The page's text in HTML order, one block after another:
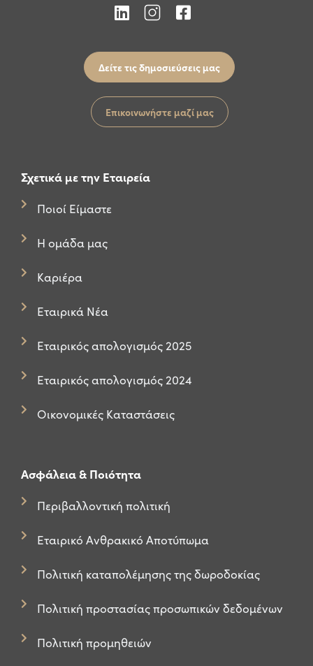
Δείτε τις δημοσιεύσεις μας
Επικοινωνήστε μαζί μας
Σχετικά με την Εταιρεία
Ποιοί Είμαστε
Η ομάδα μας
Καριέρα
Εταιρικά Νέα
Εταιρικός απολογισμός 2025
Εταιρικός απολογισμός 2024
Οικονομικές Καταστάσεις
Ασφάλεια & Ποιότητα
Περιβαλλοντική πολιτική
Εταιρικό Ανθρακικό Αποτύπωμα
Πολιτική καταπολέμησης της δωροδοκίας
Πολιτική προστασίας προσωπικών δεδομένων
Πολιτική προμηθειών